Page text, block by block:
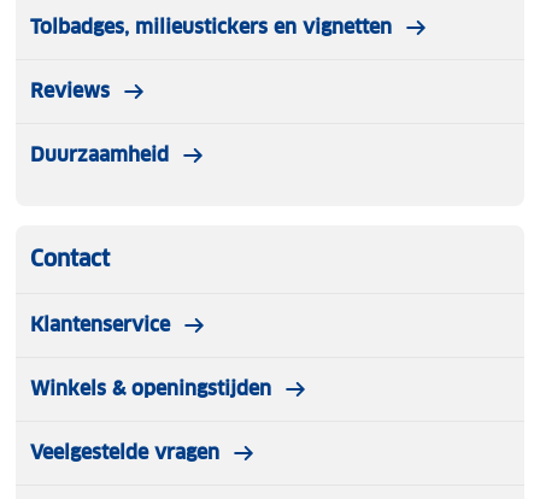
Tolbadges, milieustickers en vignetten
Reviews
Duurzaamheid
Contact
Klantenservice
Winkels & openingstijden
Veelgestelde vragen